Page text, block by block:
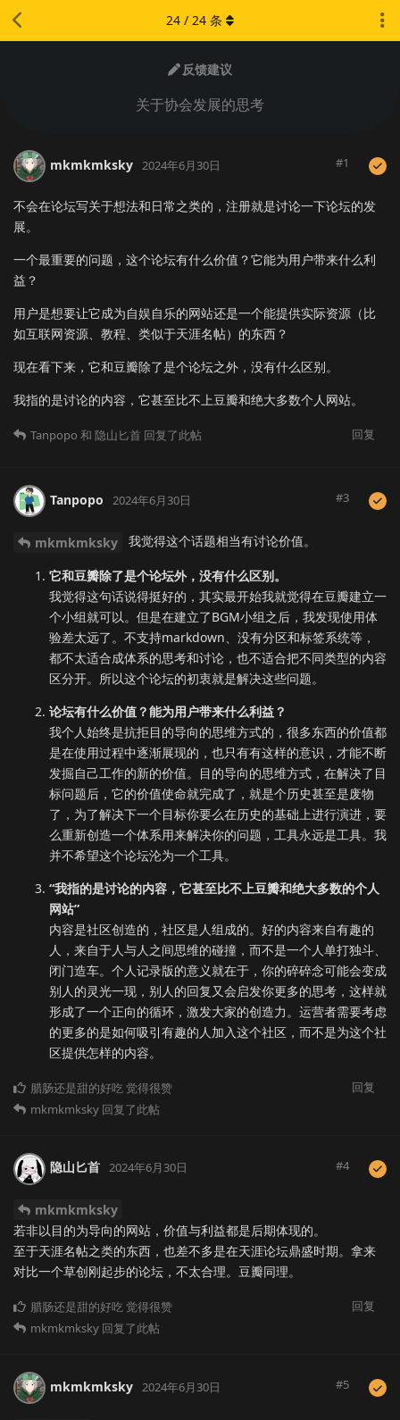
反馈建议
关于协会发展的思考
24 / 24 条
mkmkmksky 2024年6月30日 #1
不会在论坛写关于想法和日常之类的，注册就是讨论一下论坛的发
展。
一个最重要的问题，这个论坛有什么价值？它能为用户带来什么利
益？
用户是想要让它成为自娱自乐的网站还是一个能提供实际资源（比
如互联网资源、教程、类似于天涯名帖）的东西？
现在看下来，它和豆瓣除了是个论坛之外，没有什么区别。
我指的是讨论的内容，它甚至比不上豆瓣和绝大多数个人网站。
回复
Tanpopo 和 隐山匕首 回复了此帖
Tanpopo 2024年6月30日 #3
mkmkmksky 我觉得这个话题相当有讨论价值。
它和豆瓣除了是个论坛外，没有什么区别。
我觉得这句话说得挺好的，其实最开始我就觉得在豆瓣建立一
个小组就可以。但是在建立了BGM小组之后，我发现使用体
验差太远了。不支持markdown、没有分区和标签系统等，
都不太适合成体系的思考和讨论，也不适合把不同类型的内容
区分开。所以这个论坛的初衷就是解决这些问题。
论坛有什么价值？能为用户带来什么利益？
我个人始终是抗拒目的导向的思维方式的，很多东西的价值都
是在使用过程中逐渐展现的，也只有有这样的意识，才能不断
发掘自己工作的新的价值。目的导向的思维方式，在解决了目
标问题后，它的价值使命就完成了，就是个历史甚至是废物
了，为了解决下一个目标你要么在历史的基础上进行演进，要
么重新创造一个体系用来解决你的问题，工具永远是工具。我
并不希望这个论坛沦为一个工具。
“我指的是讨论的内容，它甚至比不上豆瓣和绝大多数的个人
网站”
内容是社区创造的，社区是人组成的。好的内容来自有趣的
人，来自于人与人之间思维的碰撞，而不是一个人单打独斗、
闭门造车。个人记录版的意义就在于，你的碎碎念可能会变成
别人的灵光一现，别人的回复又会启发你更多的思考，这样就
形成了一个正向的循环，激发大家的创造力。运营者需要考虑
的更多的是如何吸引有趣的人加入这个社区，而不是为这个社
区提供怎样的内容。
回复
腊肠还是甜的好吃觉得很赞
mkmkmksky 回复了此帖
隐山匕首 2024年6月30日 #4
mkmkmksky
若非以目的为导向的网站，价值与利益都是后期体现的。
至于天涯名帖之类的东西，也差不多是在天涯论坛鼎盛时期。拿来
对比一个草创刚起步的论坛，不太合理。豆瓣同理。
回复
腊肠还是甜的好吃觉得很赞
mkmkmksky 回复了此帖
mkmkmksky 2024年6月30日 #5